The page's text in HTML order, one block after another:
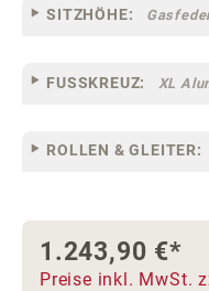
SITZHÖHE:
FUSSKREUZ: XL
ROLLEN & GLEITER:
1.243,90 €*
Preise inkl. MwSt.